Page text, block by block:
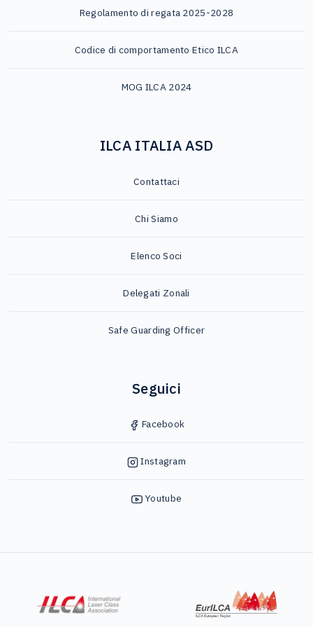
Regolamento di regata 2025-2028
Codice di comportamento Etico ILCA
MOG ILCA 2024
ILCA ITALIA ASD
Contattaci
Chi Siamo
Elenco Soci
Delegati Zonali
Safe Guarding Officer
Seguici
Facebook
Instagram
Youtube